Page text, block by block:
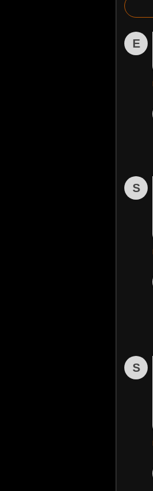
E
S
S